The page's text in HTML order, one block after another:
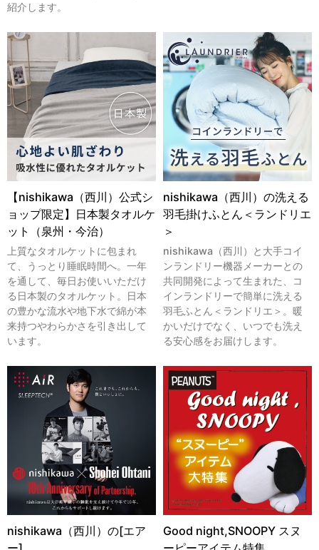
紹介します。
【nishikawa（西川）公式シ
ョップ限定】日本製タオルケ
ット（泉州・今治）
上質なタオルケットに包まれ
て、うっとり睡眠時間へ。一年
を通して、毎日お使いいただけ
る日本製のタオルケット。日本
の豊かな流水や地下水で綿が本
来持つやわらかさを引き出して
います。
nishikawa（西川）の洗える
羽毛掛けふとん＜ランドリエ
＞
nishikawa（西川）と大手コイ
ンランドリー機器メーカーとの
共同開発によって生まれた、コ
インランドリーで簡単に洗える
羽毛ふとん＜ランドリエ＞。暖
かいだけでなく、いつでも洗え
る安心感をお届けします。
nishikawa（西川）の[エア
Good night,SNOOPY スヌ